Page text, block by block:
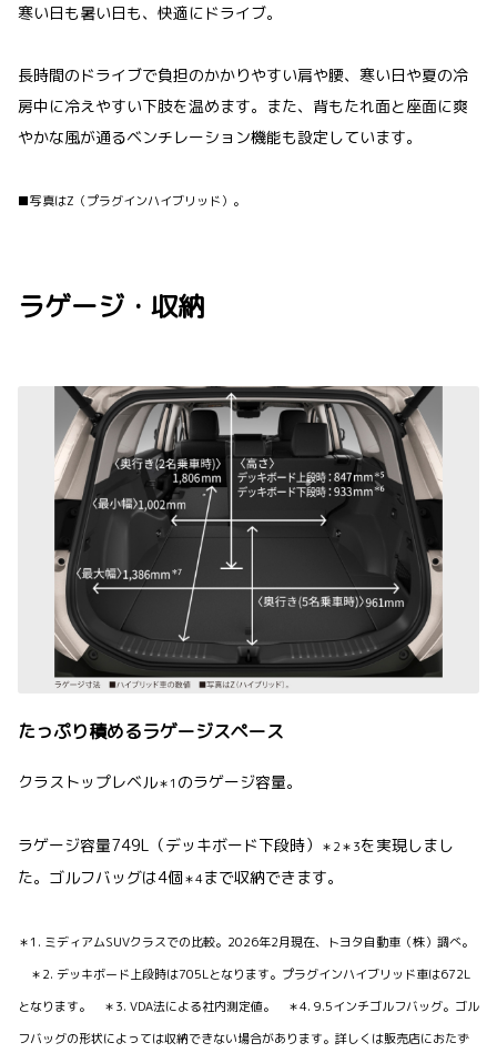
寒い日も暑い日も、快適にドライブ。
長時間のドライブで負担のかかりやすい肩や腰、寒い日や夏の冷
房中に冷えやすい下肢を温めます。また、背もたれ面と座面に爽
やかな風が通るベンチレーション機能も設定しています。
■写真はZ（プラグインハイブリッド）。
ラゲージ・収納
たっぷり積めるラゲージスペース
クラストップレベル＊1 のラゲージ容量。
ラゲージ容量749L（デッキボード下段時） ＊2＊3を実現しまし
た。ゴルフバッグは4個＊4まで収納できます。
＊1. ミディアムSUVクラスでの比較。2026年2月現在、トヨタ自動車（株）調べ。
＊2. デッキボード上段時は705Lとなります。プラグインハイブリッド車は672L
となります。 ＊3. VDA法による社内測定値。 ＊4. 9.5インチゴルフバッグ。ゴル
フバッグの形状によっては収納できない場合があります。詳しくは販売店におたず